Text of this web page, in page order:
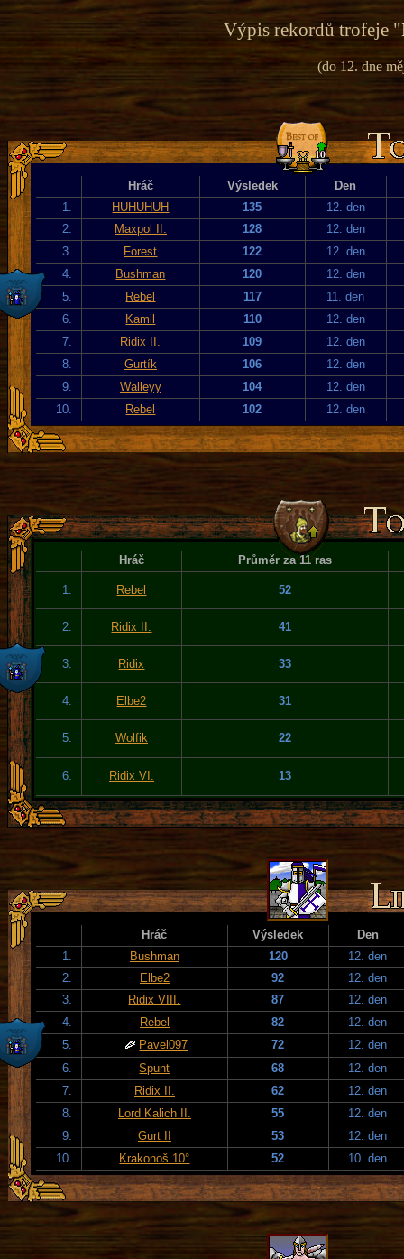
Výpis rekordů trofeje "
(do 12. dne
Hráč Výsledek
Den
1.
HUHUHUH 135
12. den
2.
Maxpol II. 128
12. den
3.
Forest 122
12. den
4.
Bushman 120
12. den
5.
Rebel 117
11. den
6.
Kamil 110
12. den
7.
Ridix II. 109
12. den
8.
Gurtík 106
12. den
9.
Walleyy 104
12. den
10.
Rebel 102 12. den
Hráč Průměr za 11 ras
1. Rebel 52
2. Ridix II. 41
3. Ridix 33
4. Elbe2 31
5. Wolfik 22
6. Ridix VI. 13
Hráč Výsledek
Den
1.
Bushman 120
12. den
2.
Elbe2 92
12. den
3.
Ridix VIII. 87
12. den
4.
Rebel 82
12. den
5.
Pavel097 72
12. den
6.
Spunt 68
12. den
7.
Ridix II. 62
12. den
8.
Lord Kalich II. 55
12. den
9.
Gurt II 53
12. den
10.
Krakonoš 10° 52 10. den